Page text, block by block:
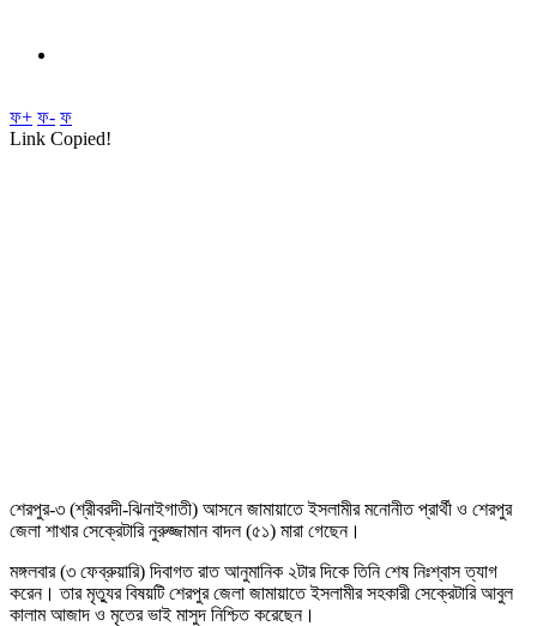
ফ+ ফ- ফ
Link Copied!
শেরপুর-৩ (শ্রীবরদী-ঝিনাইগাতী) আসনে জামায়াতে ইসলামীর মনোনীত প্রার্থী ও শেরপুর
জেলা শাখার সেক্রেটারি নুরুজ্জামান বাদল (৫১) মারা গেছেন।
মঙ্গলবার (৩ ফেব্রুয়ারি) দিবাগত রাত আনুমানিক ২টার দিকে তিনি শেষ নিঃশ্বাস ত্যাগ
করেন। তার মৃত্যুর বিষয়টি শেরপুর জেলা জামায়াতে ইসলামীর সহকারী সেক্রেটারি আবুল
কালাম আজাদ ও মৃতের ভাই মাসুদ নিশ্চিত করেছেন।